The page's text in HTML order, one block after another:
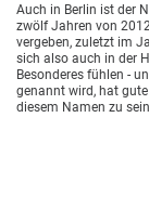
Auch in Berlin ist der
zwölf Jahren von
vergeben, zuletzt im
sich also auch in der
Besonderes fühlen -
genannt wird, hat
diesem Namen zu